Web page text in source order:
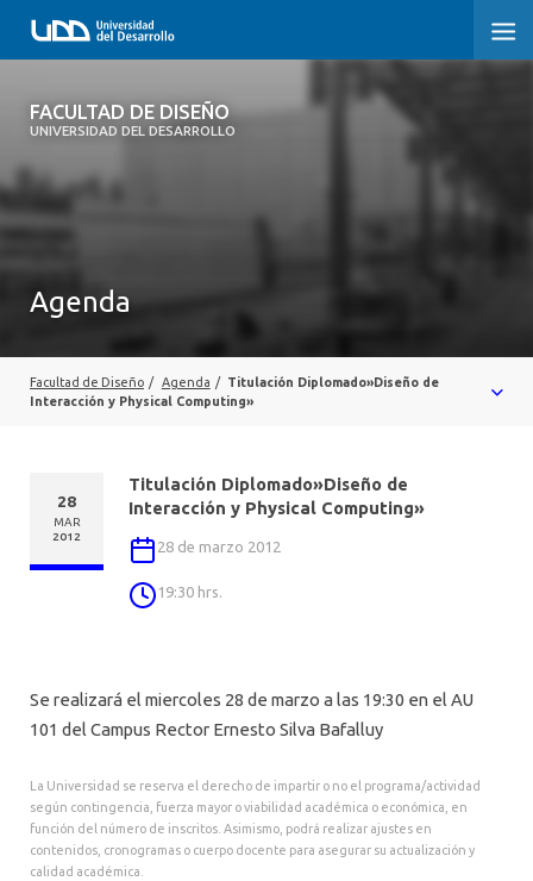
FACULTAD DE DISEÑO
UNIVERSIDAD DEL DESARROLLO
FACULTAD DE DISEÑO
INICIO
INVESTIGACIÓN
AGENDA
Agenda
Facultad de Diseño / Agenda / Titulación Diplomado»Diseño de
Interacción y Physical Computing»
Titulación Diplomado»Diseño de
Interacción y Physical Computing»
28 de marzo 2012
19:30 hrs.
28
MAR
2012
Se realizará el miercoles 28 de marzo a las 19:30 en el AU
101 del Campus Rector Ernesto Silva Bafalluy
La Universidad se reserva el derecho de impartir o no el programa/actividad
según contingencia, fuerza mayor o viabilidad académica o económica, en
función del número de inscritos. Asimismo, podrá realizar ajustes en
contenidos, cronogramas o cuerpo docente para asegurar su actualización y
calidad académica.